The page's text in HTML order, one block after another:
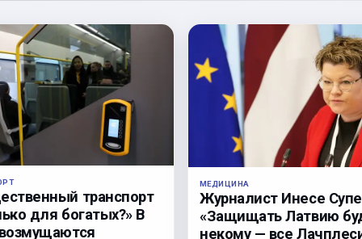
транспорт
для богатых?» В
МЕДИЦИНА
Журналист Инесе
«Защищать Латвию
некому — все